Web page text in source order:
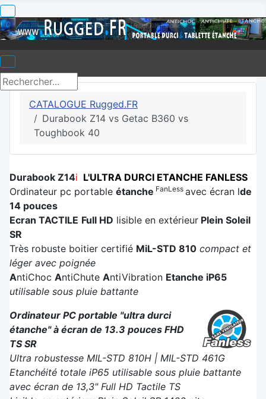
CATALOGUE Rugged.FR
Durabook Z14 vs Getac B360 vs
Toughbook 40
Durabook Z14i L'ULTRA DURCI ETANCHE FANLESS
Ordinateur pc portable étanche FanLess avec écran lde
14 pouces
Ecran TACTILE Full HD lisible en extérieur Plein Soleil
SR
Très robuste boitier certifié MiL-STD 810 compact et
léger avec poignée
AntiChoc AntiChute AntiVibration Etanche iP65
utilisable sous pluie battante
Ordinateur PC portable "ultra durci
étanche" à écran de 13.3 pouces FHD
TS SR
Ultra robustesse MIL-STD 810H | MIL-STD 461G
Etanchéité totale iP65 utilisable sous pluie battante
avec écran de 13,3" Full HD Tactile TS